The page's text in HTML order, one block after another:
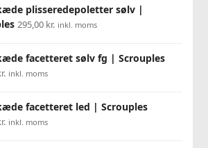
plisseredepoletter sølv |
295,00 kr. inkl. moms
facetteret sølv fg | Scrouples
inkl. moms
facetteret led | Scrouples
inkl. moms